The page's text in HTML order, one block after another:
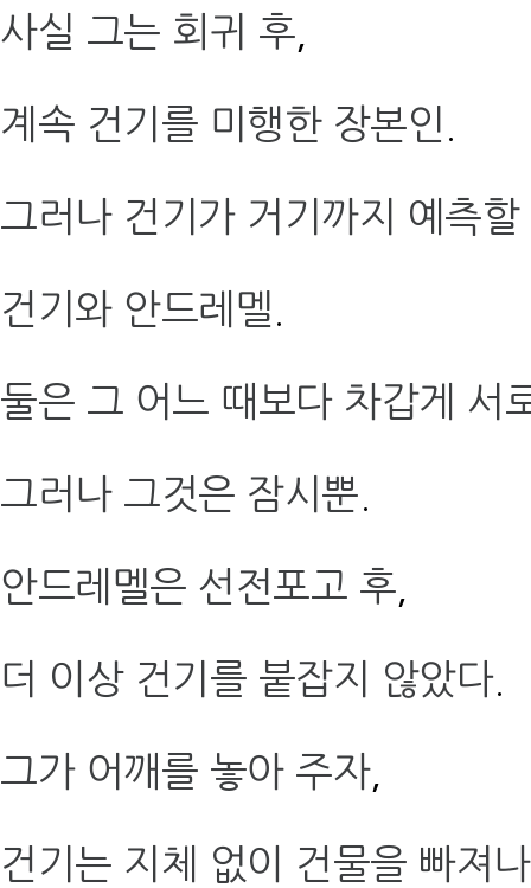
사실 그는 회귀 후
계속 건기를 미행한 장본인
그러나 건기가 거기까지 예측
건기와 안드레멜
둘은 그 어느 때보다 차갑게 서
그러나 그것은 잠시뿐
안드레멜은 선전포고 후
더 이상 건기를 붙잡지 않았다.
그가 어깨를 놓아 주자,
건기는 지체 없이 건물을 빠져